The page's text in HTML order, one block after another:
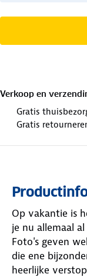
Verkoop en
Gratis
Gratis
Op vakantie is
je nu allemaal
Foto's geven
die ene
heerlijke